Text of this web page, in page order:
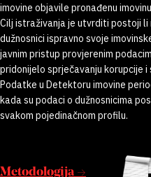
imovine objavile pronađenu
Cilj istraživanja je utvrditi postoji li
dužnosnici ispravno svoje
javnim pristup provjerenim
pridonijelo sprječavanju korupcije i
Podatke u Detektoru imovine
kada su podaci o dužnosnicima
svakom pojedinačnom profilu.
Metodologija →